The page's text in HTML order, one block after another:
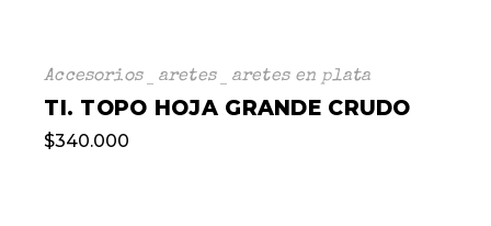
Accesorios aretes aretes en plata
TI. TOPO HOJA GRANDE CRUDO
$340.000